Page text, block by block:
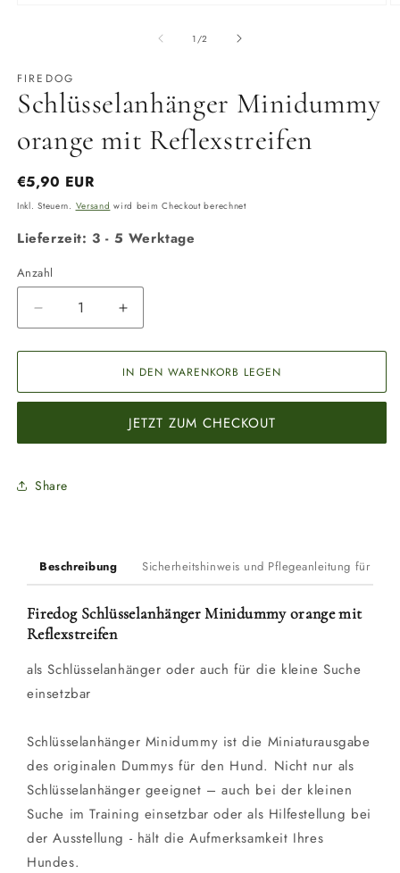
1 /von
2
FIREDOG
Schlüsselanhänger Minidummy
orange mit Reflexstreifen
Normaler
Preis
€5,90 EUR
Inkl. Steuern. Versand wird beim Checkout berechnet
Lieferzeit: 3 - 5 Werktage
Anzahl
Anzahl
Verringere
die
Menge
Schlüsselanhänger
mit
Erhöhe
die
Menge
für
Schlüsselanhänger
orange
mit
IN DEN WARENKORB LEGEN
JETZT ZUM CHECKOUT
Share
Beschreibung Sicherheitshinweis und Pflegeanleitung für
Firedog Schlüsselanhänger Minidummy orange mit
Reflexstreifen
als Schlüsselanhänger oder auch für die kleine Suche
einsetzbar
Schlüsselanhänger Minidummy ist die Miniaturausgabe
des originalen Dummys für den Hund. Nicht nur als
Schlüsselanhänger geeignet – auch bei der kleinen
Suche im Training einsetzbar oder als Hilfestellung bei
der Ausstellung - hält die Aufmerksamkeit Ihres
Hundes.